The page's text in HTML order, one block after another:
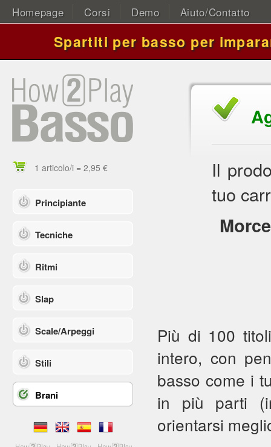
Homepage Corsi Demo Aiuto/Contatto
Spartiti per basso per
1 articolo/i = 2,95 €
Principiante
Tecniche
Ritmi
Slap
Scale/Arpeggi
Stili
Brani
Il
tuo
Più di 100
intero, con
basso come i
in più parti
orientarsi